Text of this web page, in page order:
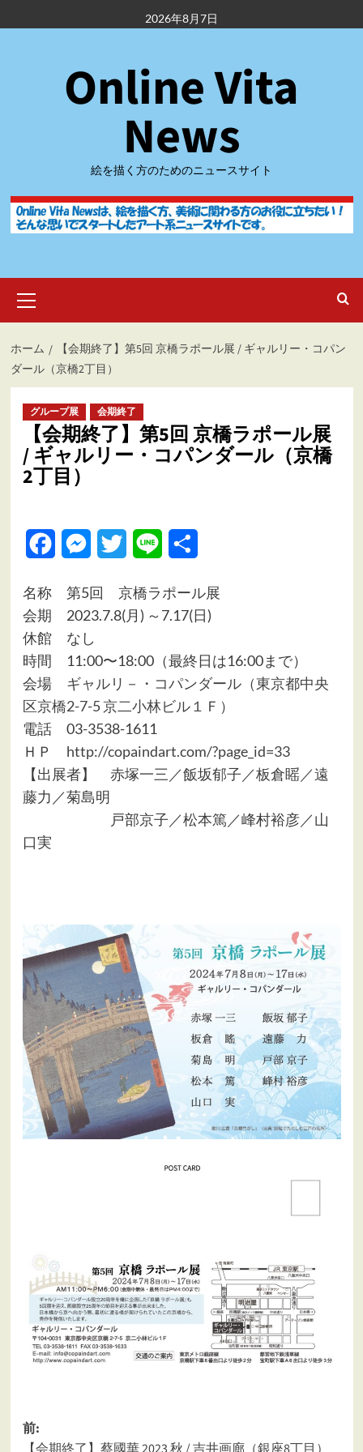
容
2026年8月7日
Online Vita
News
絵を描く方のためのニュースサイト
イ
ン
ニ
ュ
ー
ホーム
【会期終了】第5回 京橋ラポール展 / ギャルリー・コパン
ダール（京橋2丁目）
グループ展 会期終了
【会期終了】第5回 京橋ラポール展
/ ギャルリー・コパンダール（京橋
2丁目）
FacebookMessenger
Twitter Line
名称 第5回 京橋ラポール展
会期 2023.7.8(月) ～7.17(日)
休館 なし
時間 11:00〜18:00（最終日は16:00まで）
会場 ギャルリ－・コパンダール（東京都中央
区京橋2-7-5 京二小林ビル１Ｆ）
電話 03-3538-1611
ＨＰ http://copaindart.com/?page_id=33
【出展者】 赤塚一三／飯坂郁子／板倉䁘／遠
藤力／菊島明
戸部京子／松本篤／峰村裕彦／山
口実
投
前: